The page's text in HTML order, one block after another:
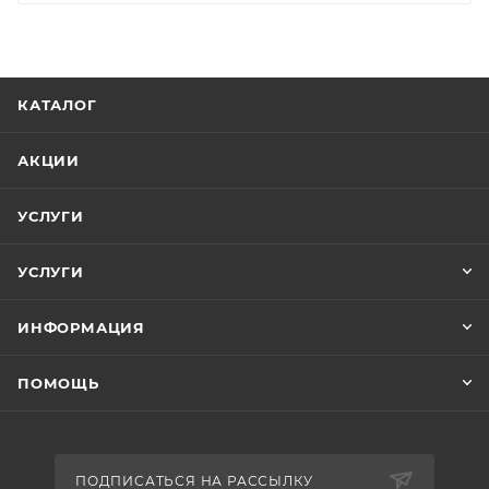
цвета даже после длительного использования.
версии журнала INTERIOR DESIGN, Design Award
техники, превратившейся в искусство. Приобретая
современное прочтение супрематизма и
КАТАЛОГ
АКЦИИ
УСЛУГИ
УСЛУГИ
ИНФОРМАЦИЯ
ПОМОЩЬ
ПОДПИСАТЬСЯ НА РАССЫЛКУ